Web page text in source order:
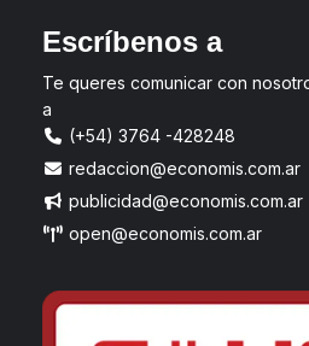
Escríbenos a
Te queres comunicar con
a
(+54) 3764 -428248
redaccion@economis.com.ar
publicidad@economis.com.ar
open@economis.com.ar